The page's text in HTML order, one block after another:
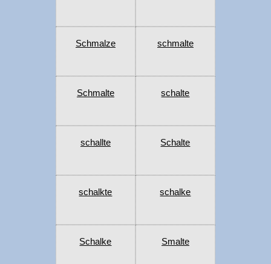
Schmalze schmalte
Schmalte schalte
schallte Schalte
schalkte schalke
Schalke Smalte